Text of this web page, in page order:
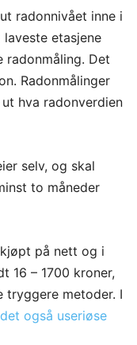
radonnivået inne i
etasjene
radonmåling. Det
Radonmålinger
hva radonverdien
selv, og skal
to måneder
på nett og i
16 – 1700 kroner,
tryggere metoder. I
også useriøse